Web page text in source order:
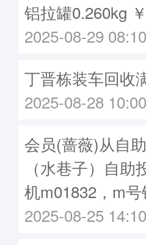
铝拉罐0.260kg
2025-08-29
丁晋栋装车回收
2025-08-28
会员(蔷薇)从自
（水巷子）自
机m01832，m号
2025-08-25